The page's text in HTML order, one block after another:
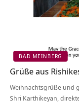
BAD MEINBERG
Grüße aus
Weihnachtsgrüße und
Shri Karthikeyan,